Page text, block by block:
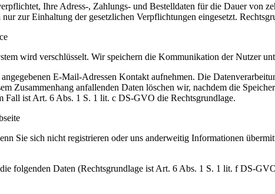
Ihre Adress-, Zahlungs- und Bestelldaten für die Dauer von
zur Einhaltung der gesetzlichen Verpflichtungen eingesetzt.
wird verschlüsselt. Wir speichern die Kommunikation der Nutzer
E-Mail-Adressen Kontakt aufnehmen. Die
Zusammenhang anfallenden Daten löschen wir, nachdem die
Fall ist Art. 6 Abs. 1 S. 1 lit. c DS-GVO die Rechtsgrundlage.
Sie sich nicht registrieren oder uns anderweitig Informationen
folgenden Daten (Rechtsgrundlage ist Art. 6 Abs. 1 S. 1 lit. f DS-